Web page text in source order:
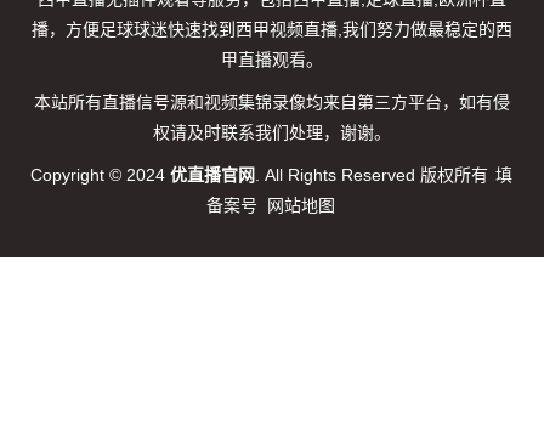
播，方便足球球迷快速找到西甲视频直播,我们努力做最稳定的西
甲直播观看。
本站所有直播信号源和视频集锦录像均来自第三方平台，如有侵
权请及时联系我们处理，谢谢。
Copyright © 2024优直播官网 . All Rights Reserved 版权所有 填
备案号
网站地图